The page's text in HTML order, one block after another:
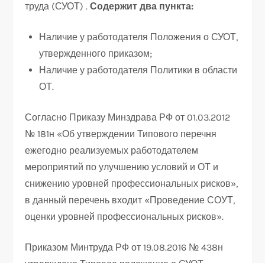
труда (СУОТ) .Содержит два пункта:
Наличие у работодателя Положения о СУОТ,
утвержденного приказом;
Наличие у работодателя Политики в области
ОТ.
Согласно Приказу Минздрава РФ от 01.03.2012
№ 181н «Об утверждении Типового перечня
ежегодно реализуемых работодателем
мероприятий по улучшению условий и ОТ и
снижению уровней профессиональных рисков»,
в данный перечень входит «Проведение СОУТ,
оценки уровней профессиональных рисков».
Приказом Минтруда РФ от 19.08.2016 № 438н